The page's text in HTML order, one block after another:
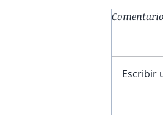
El
Escribir